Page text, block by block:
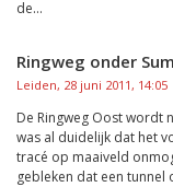
de...
Ringweg onder
Leiden, 28 juni 2011, 14:05
De Ringweg Oost wordt
was al duidelijk dat het
tracé op maaiveld
gebleken dat een tunnel